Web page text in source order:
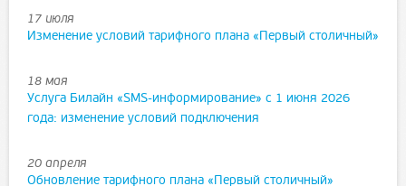
17 июля
Изменение условий тарифного плана «Первый столичный»
18 мая
Услуга Билайн «SMS-информирование» с 1 июня 2026
года: изменение условий подключения
20 апреля
Обновление тарифного плана «Первый столичный»